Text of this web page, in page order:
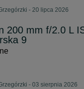
- 20 lipca 2026
200 mm f/2.0 L
9
- 03 sierpnia 2026